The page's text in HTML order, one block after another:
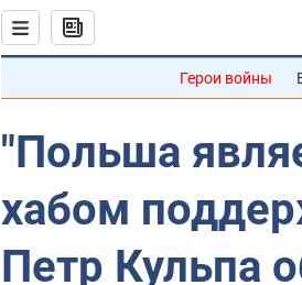
Герои войны
"Польша
хабом
Петр Кульпа